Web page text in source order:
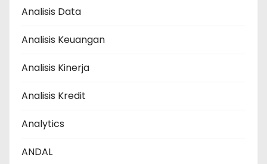
Analisis Data
Analisis Keuangan
Analisis Kinerja
Analisis Kredit
Analytics
ANDAL